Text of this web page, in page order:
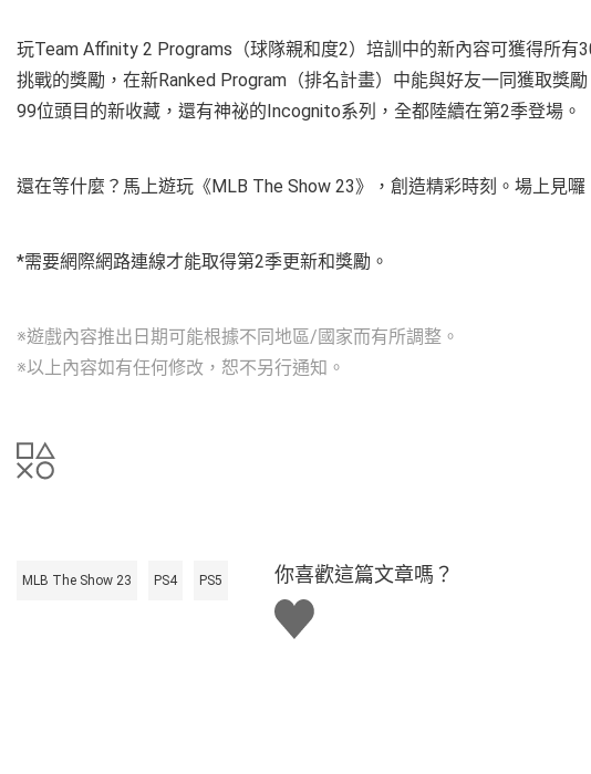
玩Team Affinity 2 Programs（球隊親和度2）培訓中的新內容可獲得所有
挑戰的獎勵，在新Ranked Program（排名計畫）中能與好友一同獲取獎
99位頭目的新收藏，還有神祕的Incognito系列，全都陸續在第2季登場。
還在等什麼？馬上遊玩《MLB The Show 23》，創造精彩時刻。場上見囉
*需要網際網路連線才能取得第2季更新和獎勵。
※遊戲內容推出日期可能根據不同地區/國家而有所調整。
※以上內容如有任何修改，恕不另行通知。
MLB The Show 23 PS4 PS5
你喜歡這篇文章嗎？
讚